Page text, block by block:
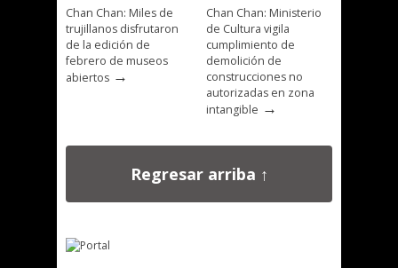
Chan Chan: Miles de
trujillanos disfrutaron
de la edición de
febrero de museos
abiertos →
Chan Chan: Ministerio
de Cultura vigila
cumplimiento de
demolición de
construcciones no
autorizadas en zona
intangible →
Regresar arriba ↑